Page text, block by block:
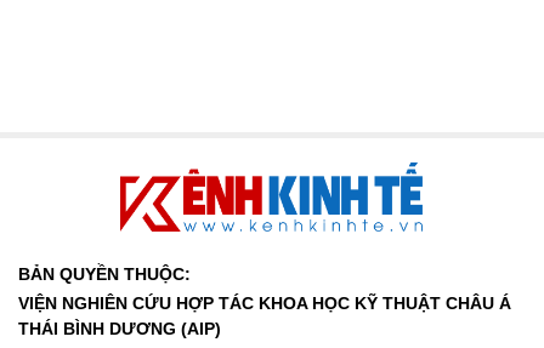
BẢN QUYỀN THUỘC:
VIỆN NGHIÊN CỨU HỢP TÁC KHOA HỌC KỸ THUẬT CHÂU Á
THÁI BÌNH DƯƠNG (AIP)